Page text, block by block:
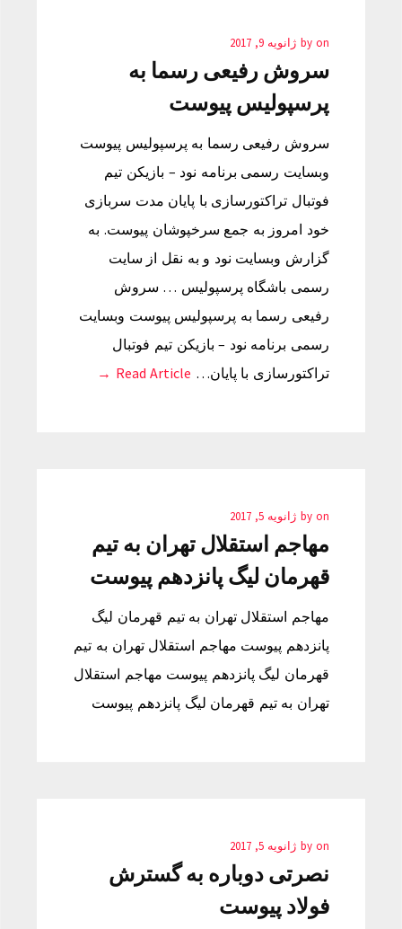
by on ژانویه 9, 2017
سروش رفیعی رسما به
پرسپولیس پیوست
سروش رفیعی رسما به پرسپولیس پیوست
وبسایت رسمی برنامه نود – بازیکن تیم
فوتبال تراکتورسازی با پایان مدت سربازی
خود امروز به جمع سرخپوشان پیوست. به
گزارش وبسایت نود و به نقل از سایت
رسمی باشگاه پرسپولیس … سروش
رفیعی رسما به پرسپولیس پیوست وبسایت
رسمی برنامه نود – بازیکن تیم فوتبال
تراکتورسازی با پایان… Read Article →
by on ژانویه 5, 2017
مهاجم استقلال تهران به تیم
قهرمان لیگ پانزدهم پیوست
مهاجم استقلال تهران به تیم قهرمان لیگ
پانزدهم پیوست مهاجم استقلال تهران به تیم
قهرمان لیگ پانزدهم پیوست مهاجم استقلال
تهران به تیم قهرمان لیگ پانزدهم پیوست
by on ژانویه 5, 2017
نصرتی دوباره به گسترش
فولاد پیوست